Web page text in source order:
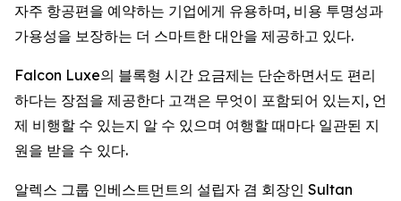
자주 항공편을 예약하는 기업에게 유용하며, 비용 투명성과
가용성을 보장하는 더 스마트한 대안을 제공하고 있다.
Falcon Luxe의 블록형 시간 요금제는 단순하면서도 편리
하다는 장점을 제공한다 고객은 무엇이 포함되어 있는지, 언
제 비행할 수 있는지 알 수 있으며 여행할 때마다 일관된 지
원을 받을 수 있다.
알렉스 그룹 인베스트먼트의 설립자 겸 회장인 Sultan